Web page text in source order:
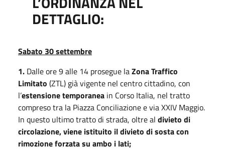
DETTAGLIO:
Sabato 30 settembre
1. Dalle ore 9 alle 14 prosegue laZona Traffico
Limitato (ZTL) già vigente nel centro cittadino, con
l’estensione temporanea in Corso Italia, nel tratto
compreso tra la Piazza Conciliazione e via XXIV Maggio.
In questo ultimo tratto di strada, oltre al divieto di
circolazione, viene istituito il divieto di sosta con
rimozione forzata su ambo i lati;